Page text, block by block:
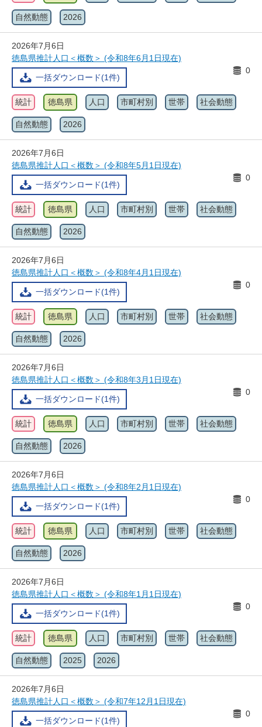
自然動態 2026
2026年7月6日
徳島県推計人口＜概数＞ (令和8年6月1日現在)
一括ダウンロード(1件)
0
統計 徳島県 人口 市町村別 世帯 社会動態
自然動態 2026
2026年7月6日
徳島県推計人口＜概数＞ (令和8年5月1日現在)
一括ダウンロード(1件)
0
統計 徳島県 人口 市町村別 世帯 社会動態
自然動態 2026
2026年7月6日
徳島県推計人口＜概数＞ (令和8年4月1日現在)
一括ダウンロード(1件)
0
統計 徳島県 人口 市町村別 世帯 社会動態
自然動態 2026
2026年7月6日
徳島県推計人口＜概数＞ (令和8年3月1日現在)
一括ダウンロード(1件)
0
統計 徳島県 人口 市町村別 世帯 社会動態
自然動態 2026
2026年7月6日
徳島県推計人口＜概数＞ (令和8年2月1日現在)
一括ダウンロード(1件)
0
統計 徳島県 人口 市町村別 世帯 社会動態
自然動態 2026
2026年7月6日
徳島県推計人口＜概数＞ (令和8年1月1日現在)
一括ダウンロード(1件)
0
統計 徳島県 人口 市町村別 世帯 社会動態
自然動態 2025 2026
2026年7月6日
徳島県推計人口＜概数＞ (令和7年12月1日現在)
一括ダウンロード(1件)
0